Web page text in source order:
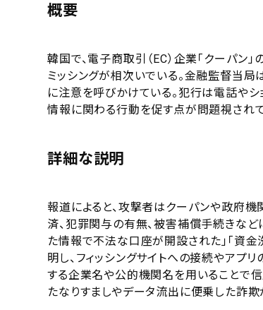
概要
韓国で、電子商取引（EC）企業「クーパン
ミッシングが相次いでいる。金融監督当
に注意を呼びかけている。犯行は電話や
情報に関わる行動を促す点が問題視されて
詳細な説明
報道によると、攻撃者はクーパンや政府
済、犯罪関与の有無、被害補償手続きなど
た情報で不法な口座が開設された」「資
明し、フィッシングサイトへの接続やアプ
する企業名や公的機関名を用いることで信
たなりすましやデータ流出に便乗した詐